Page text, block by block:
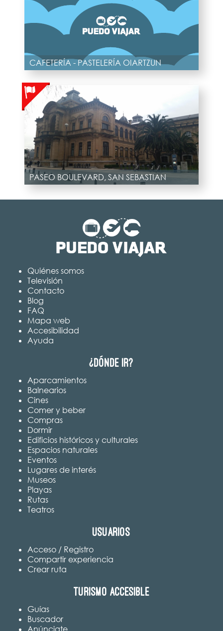
CAFETERÍA - PASTELERÍA OIARTZUN
PASEO BOULEVARD, SAN SEBASTIAN
Quiénes somos
Televisión
Contacto
Blog
FAQ
Mapa web
Accesibilidad
Ayuda
¿Dónde ir?
Aparcamientos
Balnearios
Cines
Comer y beber
Compras
Dormir
Edificios históricos y culturales
Espacios naturales
Eventos
Lugares de interés
Museos
Playas
Rutas
Teatros
Usuarios
Acceso / Registro
Compartir experiencia
Crear ruta
Turismo accesible
Guías
Buscador
Anúnciate